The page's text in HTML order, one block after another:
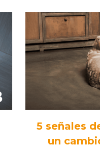
5 señales
un